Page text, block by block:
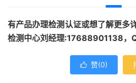
有产品办理检测认证或想了解更多
检测中心刘经理:17688901138，
 赞(0)